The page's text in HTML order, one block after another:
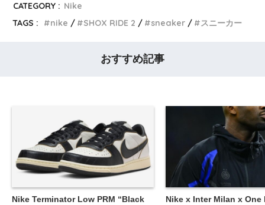
CATEGORY : Nike
TAGS :
nike SHOX RIDE 2 sneaker スニーカー
おすすめ記事
Nike Terminator Low PRM “Black
Nike x Inter Milan x One